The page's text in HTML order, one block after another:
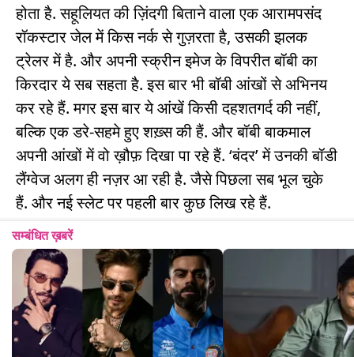
होता है. सहूलियत की ज़िंदगी बिताने वाला एक आरामपसंद
रॉकस्टार जेल में किस नर्क से गुज़रता है, उसकी झलक
ट्रेलर में है. और अपनी स्क्रीन इमेज के विपरीत बॉबी का
किरदार ये सब सहता है. इस बार भी बॉबी आंखों से अभिनय
कर रहे हैं. मगर इस बार ये आंखें किसी दहशतगर्द की नहीं,
बल्कि एक डरे-सहमे हुए शख़्स की हैं. और बॉबी बाकमाल
अपनी आंखों में वो ख़ौफ़ दिखा पा रहे हैं. ‘बंदर’ में उनकी बॉडी
लैंग्वेज अलग ही नज़र आ रही है. जैसे पिछला सब भूल चुके
हैं. और नई स्लेट पर पहली बार कुछ लिख रहे हैं.
सम्बंधित ख़बरें